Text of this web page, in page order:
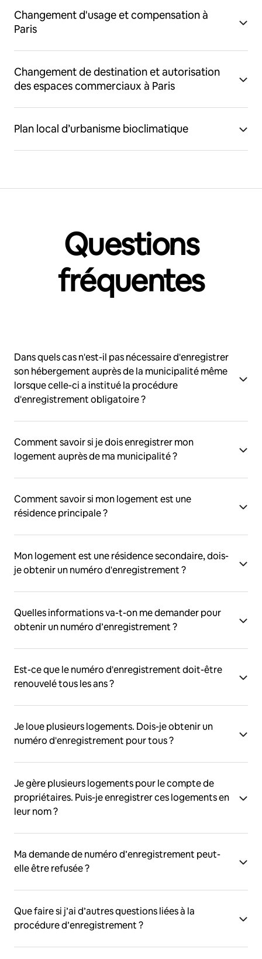
Changement d'usage et compensation à
Paris
Changement de destination et autorisation
des espaces commerciaux à Paris
Plan local d’urbanisme bioclimatique
Questions
fréquentes
Dans quels cas n'est-il pas nécessaire d'enregistrer
son hébergement auprès de la municipalité même
lorsque celle-ci a institué la procédure
d'enregistrement obligatoire ?
Comment savoir si je dois enregistrer mon
logement auprès de ma municipalité ?
Comment savoir si mon logement est une
résidence principale ?
Mon logement est une résidence secondaire, dois-
je obtenir un numéro d'enregistrement ?
Quelles informations va-t-on me demander pour
obtenir un numéro d’enregistrement ?
Est-ce que le numéro d'enregistrement doit-être
renouvelé tous les ans ?
Je loue plusieurs logements. Dois-je obtenir un
numéro d'enregistrement pour tous ?
Je gère plusieurs logements pour le compte de
propriétaires. Puis-je enregistrer ces logements en
leur nom ?
Ma demande de numéro d’enregistrement peut-
elle être refusée ?
Que faire si j’ai d’autres questions liées à la
procédure d’enregistrement ?